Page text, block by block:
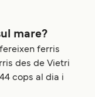
mare?
ferris
des de Vietri
cops al dia i